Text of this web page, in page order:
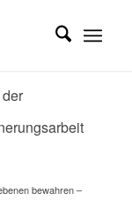
bewahren –